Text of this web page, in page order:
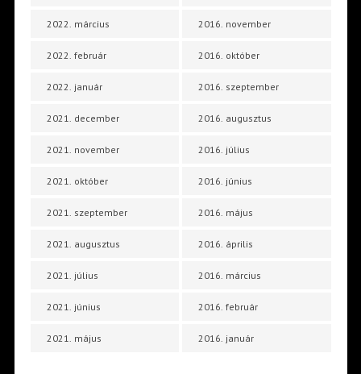
2022. március
2022. február
2022. január
2021. december
2021. november
2021. október
2021. szeptember
2021. augusztus
2021. július
2021. június
2021. május
2016. november
2016. október
2016. szeptember
2016. augusztus
2016. július
2016. június
2016. május
2016. április
2016. március
2016. február
2016. január